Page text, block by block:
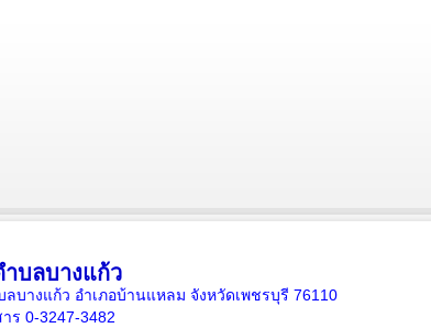
บลบางแก้ว
บางแก้ว อำเภอบ้านแหลม จังหวัดเพชรบุรี 76110
ร 0-3247-3482